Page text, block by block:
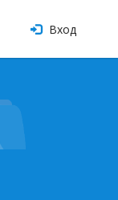
Вход